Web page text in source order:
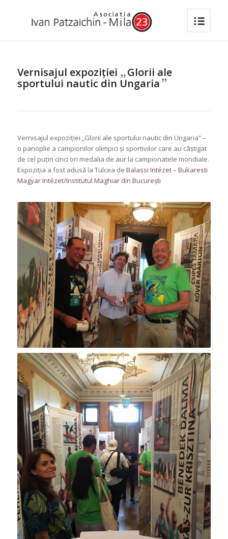
Vernisajul expoziției „Glorii ale
sportului nautic din Ungaria”
Vernisajul expoziției „Glorii ale sportului nautic din Ungaria” –
o panoplie a campionilor olimpici și sportivilor care au câștigat
de cel puțin cinci ori medalia de aur la campionatele mondiale.
Expoziția a fost adusă la Tulcea de Balassi Intézet – Bukaresti
Magyar Intézet/Institutul Maghiar din București